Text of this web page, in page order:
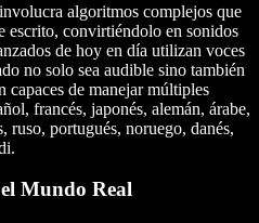
algoritmos complejos que
escrito, convirtiéndolo en sonidos
de hoy en día utilizan voces
no solo sea audible sino también
capaces de manejar múltiples
francés, japonés, alemán, árabe,
ruso, portugués, noruego, danés,
Mundo Real